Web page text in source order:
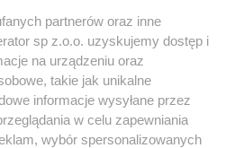
3 / 0
partnerów oraz inne
sp z.o.o. uzyskujemy dostęp i
na urządzeniu oraz
takie jak unikalne
informacje wysyłane przez
w celu zapewniania
wybór spersonalizowanych